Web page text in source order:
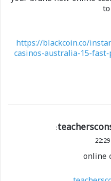
https://blackcoin.co/
casinos-australia-15-
:
online